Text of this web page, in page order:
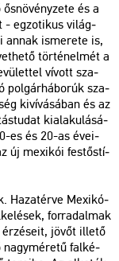
és a
- eg­zo­ti­kus vi­lág­
annak is­me­re­te is,
tör­té­nel­mét a
ví­vott sza­
pol­gár­há­bo­rúk sza­
ki­ví­vá­sá­ban és az
ki­ala­ku­lá­sá­
es és 20-as éve­i­
új me­xi­kói fes­tő­stí­
Ha­za­tér­ve Me­xi­kó­
for­ra­dal­mak
ér­zé­se­it, jövőt il­le­tő
nagy­mé­re­tű fal­ké­